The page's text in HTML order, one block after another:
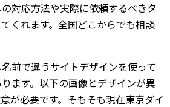
対応方法や実際に依頼するべきタ
くれます。全国どこからでも相談
前で違うサイトデザインを使って
ます。以下の画像とデザインが異
が必要です。そもそも現在東京ダイ